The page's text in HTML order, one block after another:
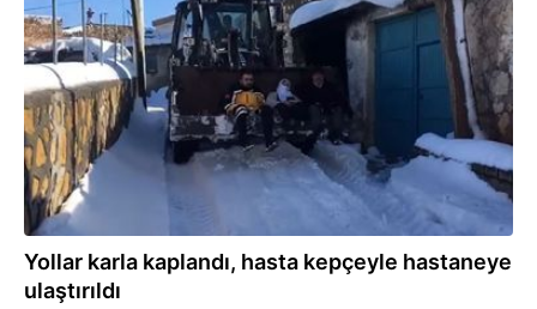
02.01.2026
Yollar karla kaplandı, hasta kepçeyle hastaneye
ulaştırıldı